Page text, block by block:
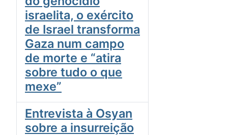
israelita, o exército
de Israel transforma
Gaza num campo
de morte e “atira
sobre tudo o que
mexe”
Entrevista à Osyan
sobre a insurreição